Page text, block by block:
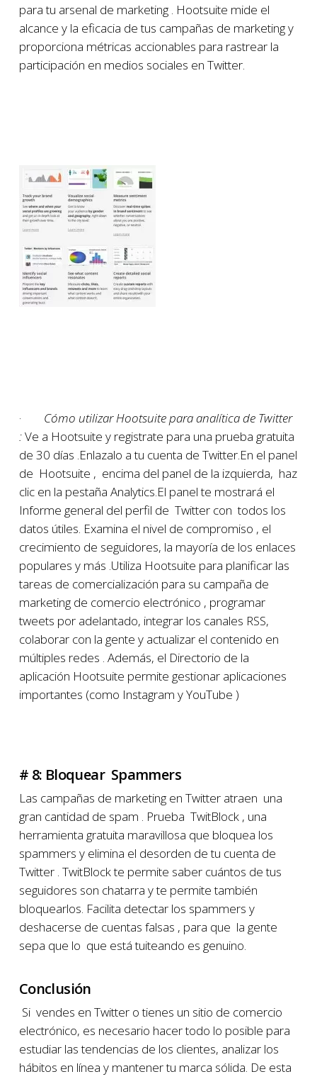
para tu arsenal de marketing . Hootsuite mide el
alcance y la eficacia de tus campañas de marketing y
proporciona métricas accionables para rastrear la
participación en medios sociales en Twitter.
· Cómo utilizar Hootsuite para analítica de Twitter
:Ve a Hootsuite y registrate para una prueba gratuita
de 30 días .Enlazalo a tu cuenta de Twitter.En el panel
de Hootsuite , encima del panel de la izquierda, haz
clic en la pestaña Analytics.El panel te mostrará el
Informe general del perfil de Twitter con todos los
datos útiles. Examina el nivel de compromiso , el
crecimiento de seguidores, la mayoría de los enlaces
populares y más .Utiliza Hootsuite para planificar las
tareas de comercialización para su campaña de
marketing de comercio electrónico , programar
tweets por adelantado, integrar los canales RSS,
colaborar con la gente y actualizar el contenido en
múltiples redes . Además, el Directorio de la
aplicación Hootsuite permite gestionar aplicaciones
importantes (como Instagram y YouTube )
# 8: Bloquear Spammers
Las campañas de marketing en Twitter atraen una
gran cantidad de spam . Prueba TwitBlock , una
herramienta gratuita maravillosa que bloquea los
spammers y elimina el desorden de tu cuenta de
Twitter . TwitBlock te permite saber cuántos de tus
seguidores son chatarra y te permite también
bloquearlos. Facilita detectar los spammers y
deshacerse de cuentas falsas , para que la gente
sepa que lo que está tuiteando es genuino.
Conclusión
Si vendes en Twitter o tienes un sitio de comercio
electrónico, es necesario hacer todo lo posible para
estudiar las tendencias de los clientes, analizar los
hábitos en línea y mantener tu marca sólida. De esta